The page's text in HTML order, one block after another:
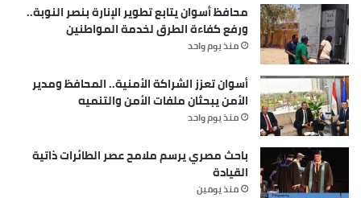
محافظ أسوان يتابع تطوير الإنارة بنصر النوبة..
ورفع كفاءة الطرق لخدمة المواطنين
منذ يوم واحد
أسوان تعزز الشراكة الأمنية.. المحافظ ومدير
الأمن يبحثان ملفات الأمن والتنميه
منذ يوم واحد
باحث مصري يرسم ملامح عصر الطائرات ذاتية
القيادة
منذ يومين